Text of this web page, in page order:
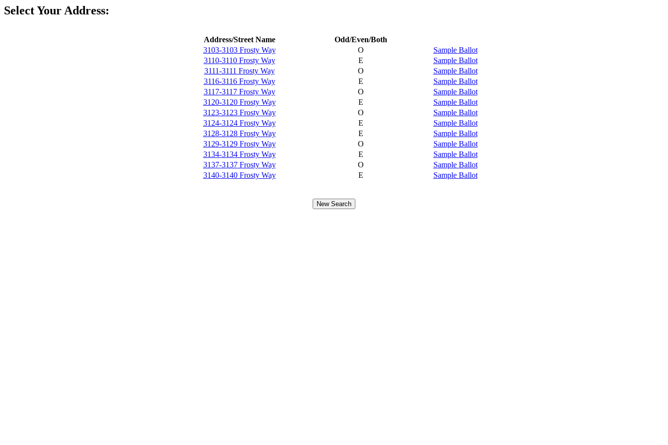
Select Your Address:
Address/Street Name
Odd/Even/Both
3103-3103 Frosty Way
O
Sample Ballot
3110-3110 Frosty Way
E
Sample Ballot
3111-3111 Frosty Way
O
Sample Ballot
3116-3116 Frosty Way
E
Sample Ballot
3117-3117 Frosty Way
O
Sample Ballot
3120-3120 Frosty Way
E
Sample Ballot
3123-3123 Frosty Way
O
Sample Ballot
3124-3124 Frosty Way
E
Sample Ballot
3128-3128 Frosty Way
E
Sample Ballot
3129-3129 Frosty Way
O
Sample Ballot
3134-3134 Frosty Way
E
Sample Ballot
3137-3137 Frosty Way
O
Sample Ballot
3140-3140 Frosty Way
E Sample Ballot